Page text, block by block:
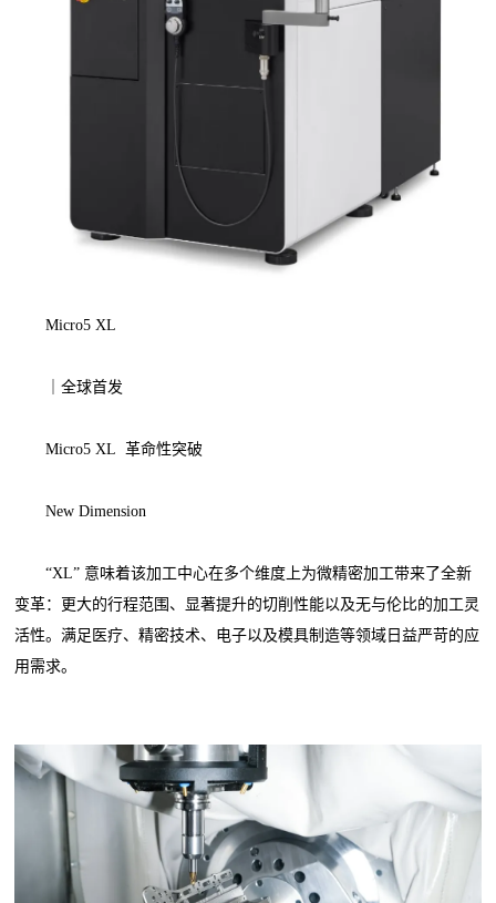
Micro5 XL
｜全球首发
Micro5 XL 革命性突破
New Dimension
“XL” 意味着该加工中心在多个维度上为微精密加工带来了全新
变革：更大的行程范围、显著提升的切削性能以及无与伦比的加工灵
活性。满足医疗、精密技术、电子以及模具制造等领域日益严苛的应
用需求。